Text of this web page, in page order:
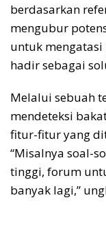
berdasarkan
mengubur
untuk
hadir sebagai
Melalui sebuah
mendeteksi
fitur-fitur yang
“Misalnya soal-
tinggi, forum
banyak lagi,”